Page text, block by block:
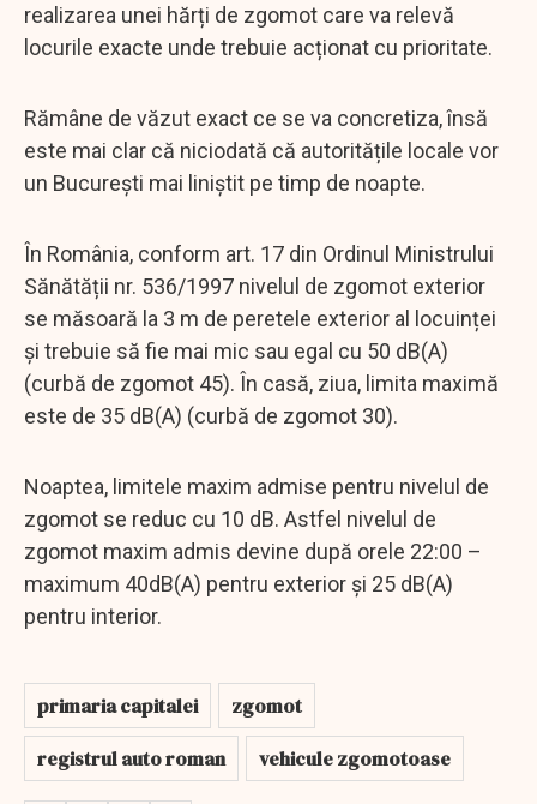
realizarea unei hărți de zgomot care va relevă
locurile exacte unde trebuie acționat cu prioritate.
Rămâne de văzut exact ce se va concretiza, însă
este mai clar că niciodată că autoritățile locale vor
un București mai liniștit pe timp de noapte.
În România, conform art. 17 din Ordinul Ministrului
Sănătății nr. 536/1997 nivelul de zgomot exterior
se măsoară la 3 m de peretele exterior al locuinței
și trebuie să fie mai mic sau egal cu 50 dB(A)
(curbă de zgomot 45). În casă, ziua, limita maximă
este de 35 dB(A) (curbă de zgomot 30).
Noaptea, limitele maxim admise pentru nivelul de
zgomot se reduc cu 10 dB. Astfel nivelul de
zgomot maxim admis devine după orele 22:00 –
maximum 40dB(A) pentru exterior și 25 dB(A)
pentru interior.
primaria capitalei
zgomot
registrul auto roman
vehicule zgomotoase